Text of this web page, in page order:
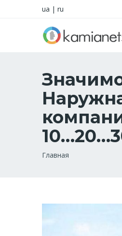
ua | ru
Строка
Главная